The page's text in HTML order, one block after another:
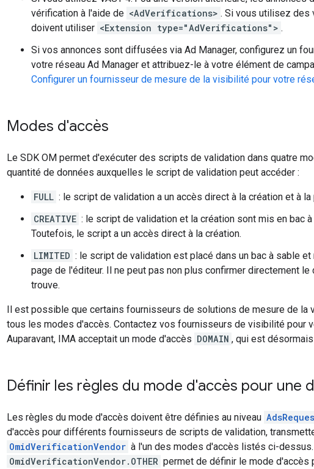
vérification à l'aide de <AdVerifications> . Si vous utilisez des
doivent utiliser <Extension type="AdVerifications"> .
Si vos annonces sont diffusées via Ad Manager, configurez un
votre réseau Ad Manager et attribuez-le à votre élément de
Configurer un fournisseur de mesure de la visibilité pour votre
Modes d'accès
Le SDK OM permet d'exécuter des scripts de validation dans quatre
quantité de données auxquelles le script de validation peut accéder :
FULL : le script de validation a un accès direct à la création et à la
CREATIVE : le script de validation et la création sont mis en bac
Toutefois, le script a un accès direct à la création.
LIMITED : le script de validation est placé dans un bac à sable
page de l'éditeur. Il ne peut pas non plus confirmer directement
trouve.
Il est possible que certains fournisseurs de solutions de mesure de
tous les modes d'accès. Contactez vos fournisseurs de visibilité pour
Auparavant, IMA acceptait un mode d'accès DOMAIN , qui est
Définir les règles du mode d'accès pour une
Les règles du mode d'accès doivent être définies au niveau
d'accès pour différents fournisseurs de scripts de validation,
OmidVerificationVendor à l'un des modes d'accès listés ci-
OmidVerificationVendor.OTHER permet de définir le mode